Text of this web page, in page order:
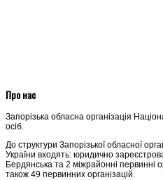
Про нас
Запорізька обласна організація
осіб.
До структури Запорізької обласної
України входять: юридично
Бердянська та 2 міжрайонні первинні
також 49 первинних організацій.